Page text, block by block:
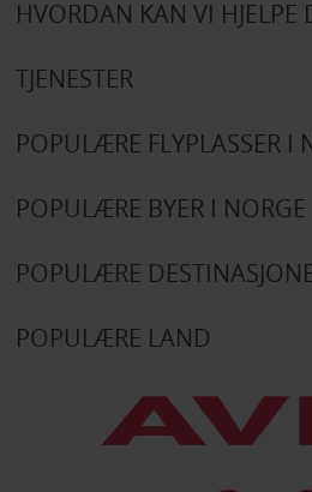
HVORDAN KAN VI HJELPE
TJENESTER
POPULÆRE FLYPLASSER I
POPULÆRE BYER I NORGE
POPULÆRE
POPULÆRE LAND